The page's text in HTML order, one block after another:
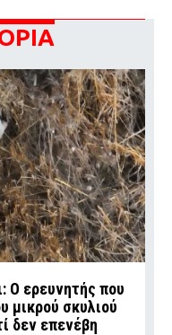
Ο ερευνητής που
μικρού σκυλιού
δεν επενέβη